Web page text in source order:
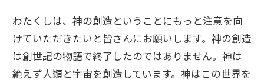
わたくしは、神の創造ということにもっと注意を向
けていただきたいと皆さんにお願いします。神の創造
は創世記の物語で終了したのではありません。神は
絶えず人類と宇宙を創造しています。神はこの世界を